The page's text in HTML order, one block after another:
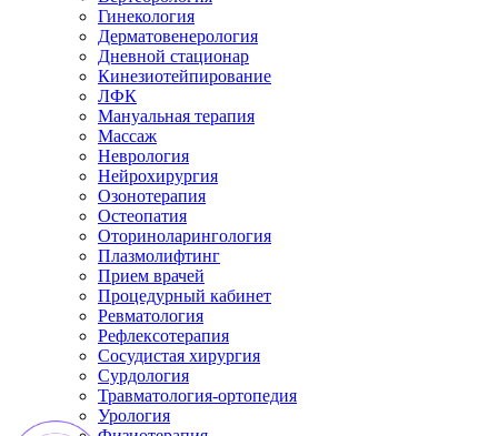
Гинекология
Дерматовенерология
Дневной стационар
Кинезиотейпирование
ЛФК
Мануальная терапия
Массаж
Неврология
Нейрохирургия
Озонотерапия
Остеопатия
Оториноларингология
Плазмолифтинг
Прием врачей
Процедурный кабинет
Ревматология
Рефлексотерапия
Сосудистая хирургия
Сурдология
Травматология-ортопедия
Урология